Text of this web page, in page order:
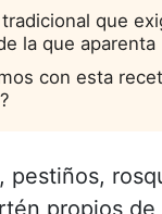
que
la que aparenta
con esta
pestiños,
propios de